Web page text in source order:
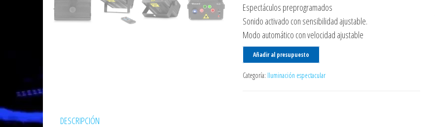
Espectáculos preprogramados
Sonido activado con sensibilidad ajustable.
Modo automático con velocidad ajustable
Añadir al presupuesto
Categoría: Iluminación espectacular
DESCRIPCIÓN